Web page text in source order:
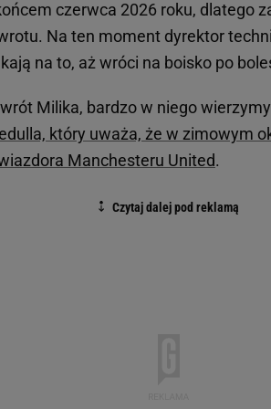
czerwca 2026 roku, dlatego
Na ten moment dyrektor
na to, aż wróci na boisko po
Milika, bardzo w niego wierzymy
który uważa, że w zimowym
Manchesteru United.